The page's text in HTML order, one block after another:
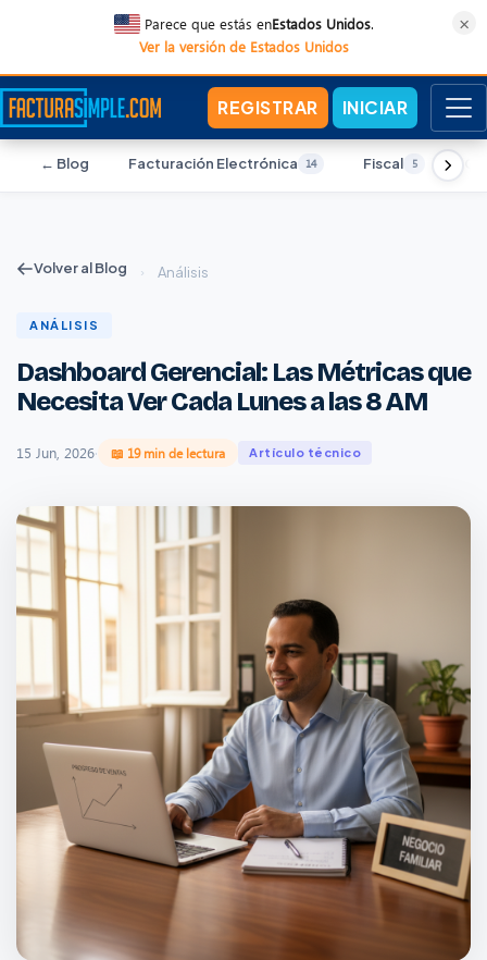
Parece que estás enEstados Unidos.
Ver la versión de Estados Unidos
×
REGISTRAR INICIAR
← Blog Facturación Electrónica 14 Fiscal 5
Volver al Blog › Análisis
ANÁLISIS
Dashboard Gerencial: Las Métricas que
Necesita Ver Cada Lunes a las 8 AM
15 Jun, 2026· 📖 19 min de lectura Artículo técnico